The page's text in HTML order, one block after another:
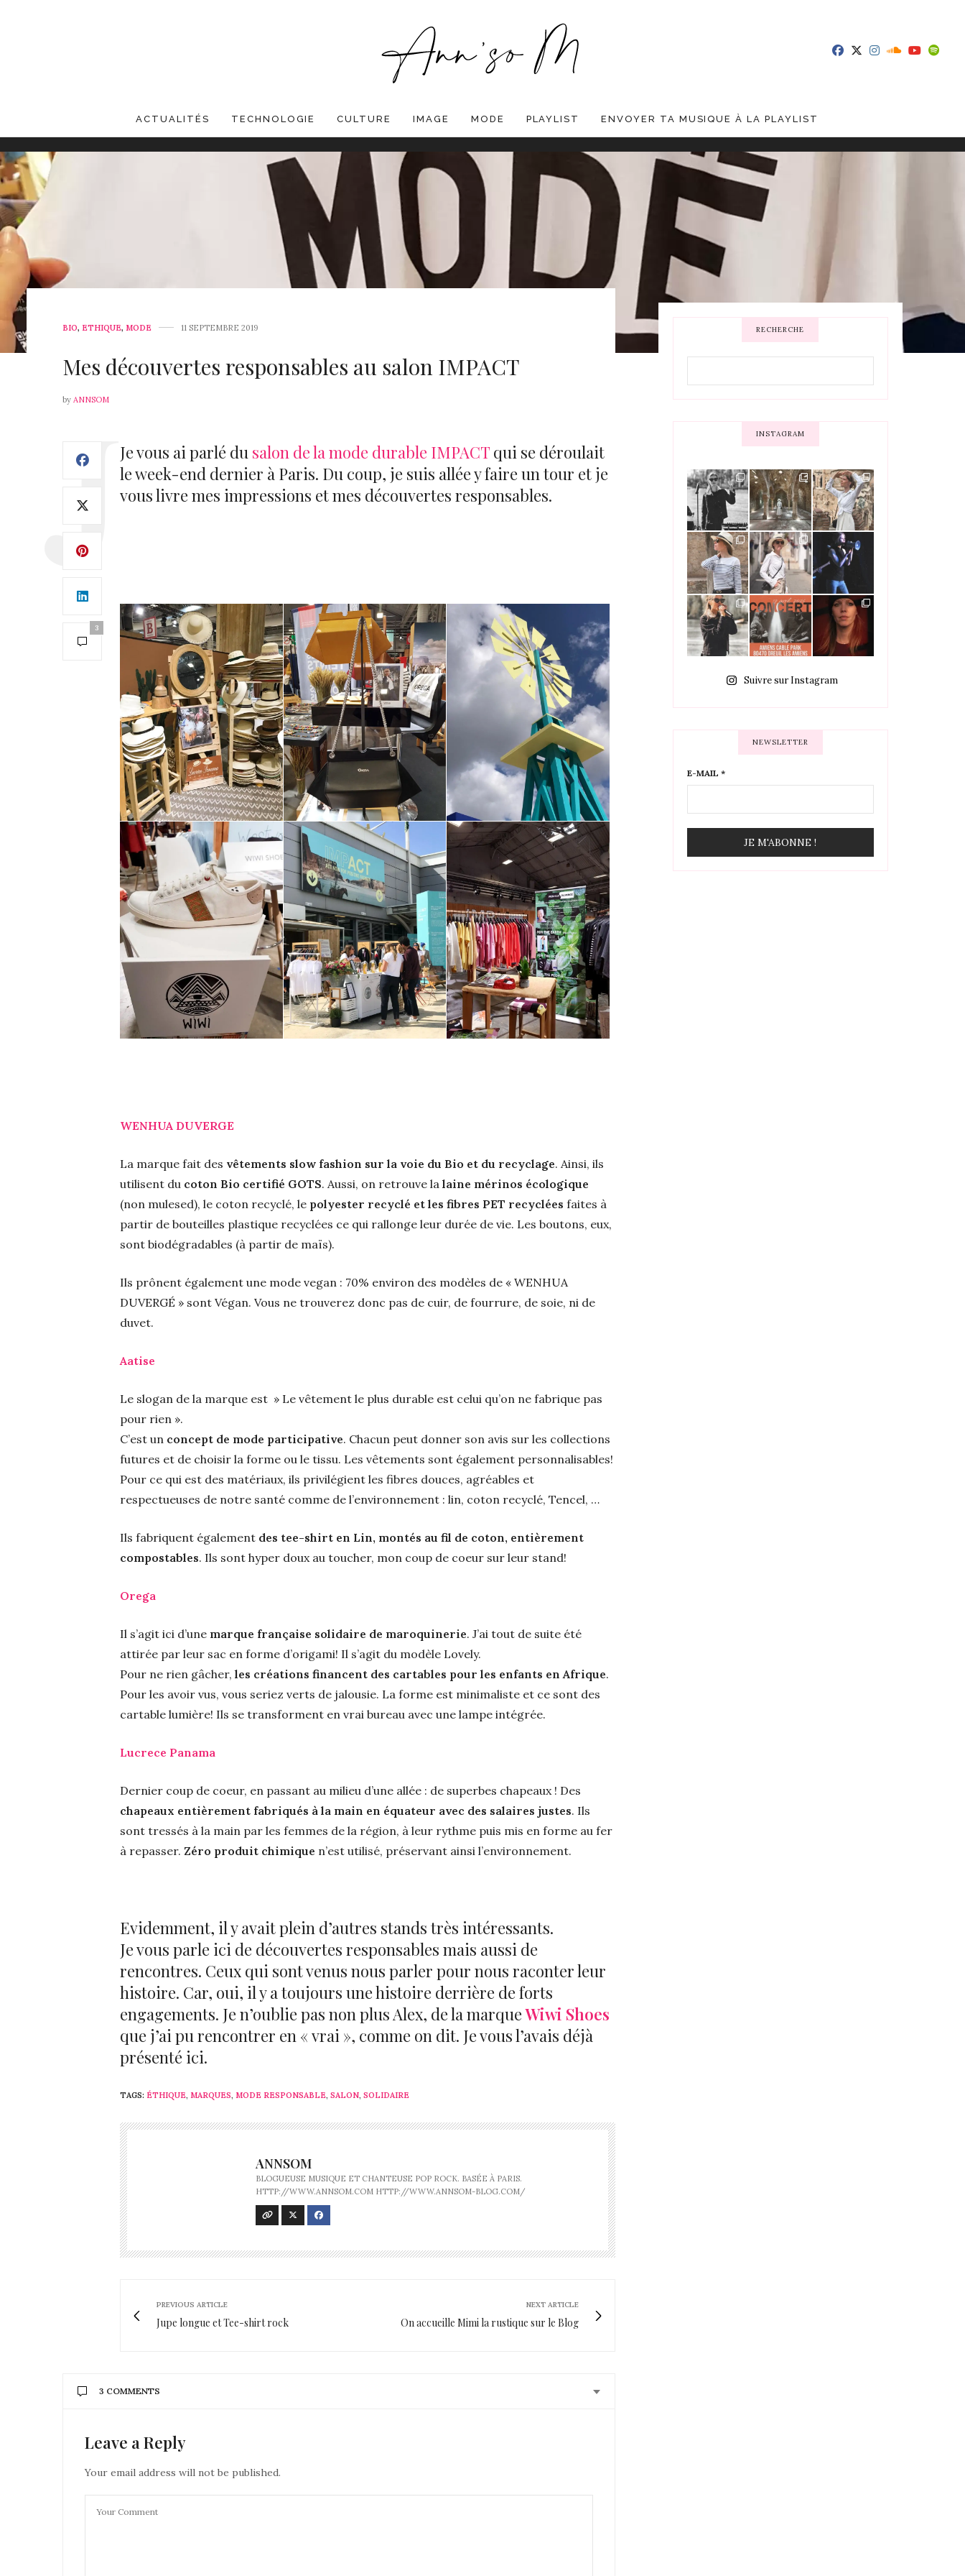
ACTUALITÉS TECHNOLOGIE CULTURE IMAGE MODE PLAYLIST ENVOYER TA MUSIQUE À LA PLAYLIST
BIO, ETHIQUE, MODE 11 SEPTEMBRE 2019
Mes découvertes responsables au salon IMPACT
by ANNSOM
3
Je vous ai parlé du salon de la mode durable IMPACT qui se déroulait
le week-end dernier à Paris. Du coup, je suis allée y faire un tour et je
vous livre mes impressions et mes découvertes responsables.
WENHUA DUVERGE
La marque fait des vêtements slow fashion sur la voie du Bio et du recyclage. Ainsi, ils
utilisent du coton Bio certifié GOTS. Aussi, on retrouve la laine mérinos écologique
(non mulesed), le coton recyclé, le polyester recyclé et les fibres PET recyclées faites à
partir de bouteilles plastique recyclées ce qui rallonge leur durée de vie. Les boutons, eux,
sont biodégradables (à partir de maïs).
Ils prônent également une mode vegan : 70% environ des modèles de « WENHUA
DUVERGÉ » sont Végan. Vous ne trouverez donc pas de cuir, de fourrure, de soie, ni de
duvet.
Aatise
Le slogan de la marque est » Le vêtement le plus durable est celui qu’on ne fabrique pas
pour rien ».
C’est un concept de mode participative. Chacun peut donner son avis sur les collections
futures et de choisir la forme ou le tissu. Les vêtements sont également personnalisables!
Pour ce qui est des matériaux, ils privilégient les fibres douces, agréables et
respectueuses de notre santé comme de l’environnement : lin, coton recyclé, Tencel, …
Ils fabriquent également des tee-shirt en Lin, montés au fil de coton, entièrement
compostables. Ils sont hyper doux au toucher, mon coup de coeur sur leur stand!
Orega
Il s’agit ici d’une marque française solidaire de maroquinerie. J’ai tout de suite été
attirée par leur sac en forme d’origami! Il s’agit du modèle Lovely.
Pour ne rien gâcher, les créations financent des cartables pour les enfants en Afrique.
Pour les avoir vus, vous seriez verts de jalousie. La forme est minimaliste et ce sont des
cartable lumière! Ils se transforment en vrai bureau avec une lampe intégrée.
Lucrece Panama
Dernier coup de coeur, en passant au milieu d’une allée : de superbes chapeaux ! Des
chapeaux entièrement fabriqués à la main en équateur avec des salaires justes. Ils
sont tressés à la main par les femmes de la région, à leur rythme puis mis en forme au fer
à repasser. Zéro produit chimique n’est utilisé, préservant ainsi l’environnement.
Evidemment, il y avait plein d’autres stands très intéressants.
Je vous parle ici de découvertes responsables mais aussi de
rencontres. Ceux qui sont venus nous parler pour nous raconter leur
histoire. Car, oui, il y a toujours une histoire derrière de forts
engagements. Je n’oublie pas non plus Alex, de la marqueWiwi Shoes
que j’ai pu rencontrer en « vrai », comme on dit. Je vous l’avais déjà
présenté ici.
TAGS: ÉTHIQUE, MARQUES, MODE RESPONSABLE, SALON, SOLIDAIRE
ANNSOM
BLOGUEUSE MUSIQUE ET CHANTEUSE POP ROCK. BASÉE À PARIS.
HTTP://WWW.ANNSOM.COM HTTP://WWW.ANNSOM-BLOG.COM/
PREVIOUS ARTICLE
Jupe longue et Tee-shirt rock
NEXT ARTICLE
On accueille Mimi la rustique sur le Blog
3 COMMENTS
AURÉLIE - MOUNETTE
11 SEPTEMBRE 2019 À 15 H 32 MIN
Le sac noir est trop beau! Tu vas faire des achats par la suite?
bises
Aurélie
Leave a Reply
Your email address will not be published.
RECHERCHE
INSTAGRAM
Suivre sur Instagram
NEWSLETTER
E-MAIL *